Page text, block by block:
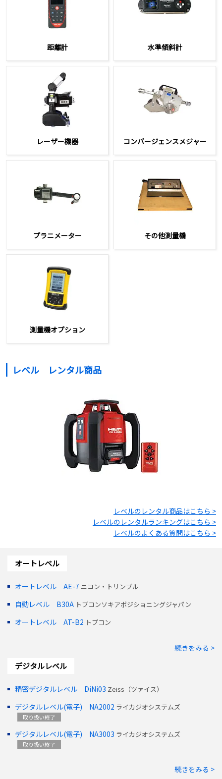
距離計 水準傾斜計
レーザー機器 コンバージェンスメジャー
プラニメーター その他測量機
測量機オプション
レベル レンタル商品
レベルのレンタル商品はこちら >
レベルのレンタルランキングはこちら >
レベルのよくある質問はこちら >
オートレベル
オートレベル AE-7 ニコン・トリンブル
自動レベル B30A トプコンソキアポジショニングジャパン
オートレベル AT-B2 トプコン
続きをみる >
デジタルレベル
精密デジタルレベル DiNi03 Zeiss（ツァイス）
デジタルレベル(電子) NA2002 ライカジオシステムズ
取り扱い終了
デジタルレベル(電子) NA3003 ライカジオシステムズ
取り扱い終了
続きをみる >